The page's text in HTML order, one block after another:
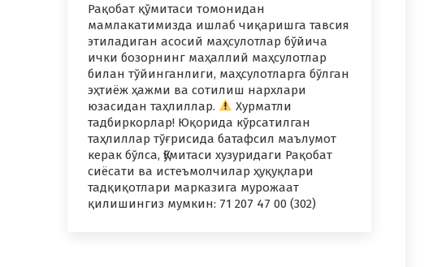
Рақобат қўмитаси томонидан
мамлакатимизда ишлаб чиқаришга тавсия
этиладиган асосий маҳсулотлар бўйича
ички бозорнинг маҳаллий маҳсулотлар
билан тўйинганлиги, маҳсулотларга бўлган
эҳтиёж ҳажми ва сотилиш нархлари
юзасидан таҳлиллар.
Хурматли
тадбиркорлар! Юқорида кўрсатилган
таҳлиллар тўғрисида батафсил маълумот
керак бўлса, Қўмитаси хузуридаги Рақобат
сиёсати ва истеъмолчилар ҳуқуқлари
тадқиқотлари марказига мурожаат
қилишингиз мумкин: 71 207 47 00 (302)